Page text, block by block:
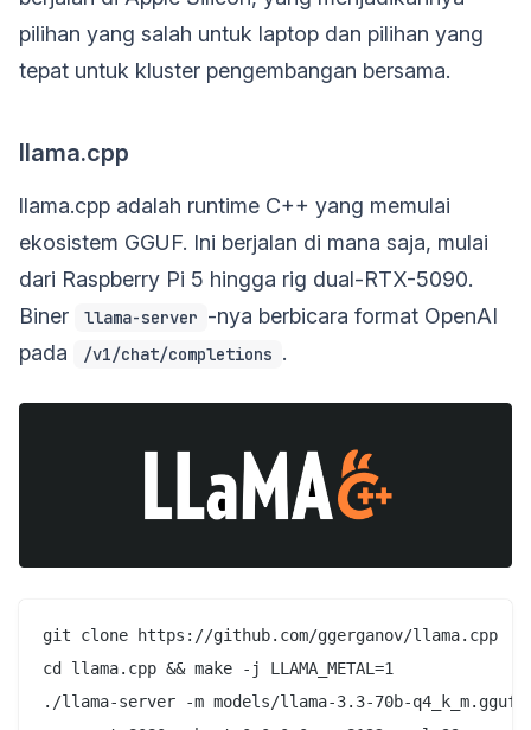
pilihan yang salah untuk laptop dan pilihan yang
tepat untuk kluster pengembangan bersama.
llama.cpp
llama.cpp adalah runtime C++ yang memulai
ekosistem GGUF. Ini berjalan di mana saja, mulai
dari Raspberry Pi 5 hingga rig dual-RTX-5090.
Biner
llama-server -nya berbicara format OpenAI
pada
/v1/chat/completions .
git clone https://github.com/ggerganov/llama.cpp
cd llama.cpp && make -j LLAMA_METAL=1
./llama-server -m models/llama-3.3-70b-q4_k_m.gguf